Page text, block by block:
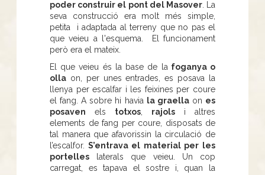
poder construir el pont del Masover. La
seva construcció era molt més simple,
petita i adaptada al terreny que no pas el
que veieu a l'esquema. El funcionament
però era el mateix.
El que veieu és la base de la foganya o
olla on, per unes entrades, es posava la
llenya per escalfar i les feixines per coure
el fang. A sobre hi havia la graellaon es
posaven els totxos rajols i altres
elements de fang per coure, disposats de
tal manera que afavorissin la circulació de
l’escalfor. S’entrava el material per les
portelles laterals que veieu. Un cop
carregat, es tapava el sostre i, quan la